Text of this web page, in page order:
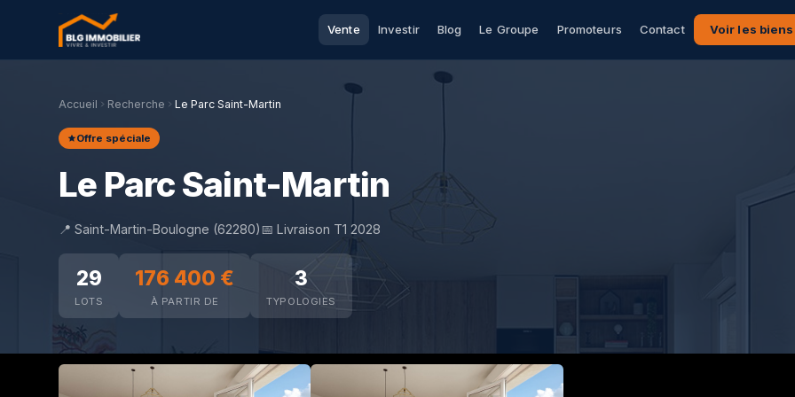
Vente Investir Blog Le Groupe Promoteurs Contact Voir les biens
Accueil Recherche Le Parc Saint-Martin
Offre spéciale
Le Parc Saint-Martin
📍 Saint-Martin-Boulogne (62280)📅 Livraison T1 2028
29
LOTS
176 400 €
À PARTIR DE
3
TYPOLOGIES